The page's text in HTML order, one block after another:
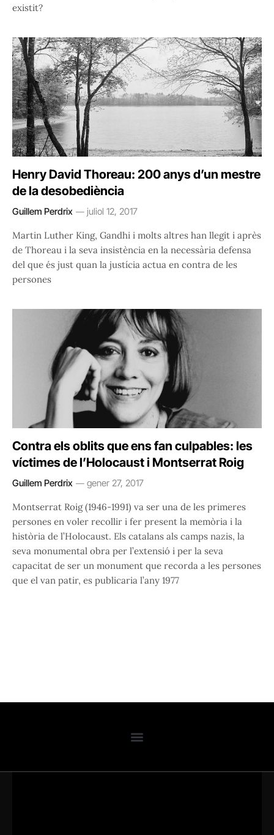
existit?
Henry David Thoreau: 200 anys d’un mestre
de la desobediència
Guillem Perdrix juliol 12, 2017
Martin Luther King, Gandhi i molts altres han llegit i après
de Thoreau i la seva insistència en la necessària defensa
del que és just quan la justícia actua en contra de les
persones
Contra els oblits que ens fan culpables: les
víctimes de l’Holocaust i Montserrat Roig
Guillem Perdrix gener 27, 2017
Montserrat Roig (1946-1991) va ser una de les primeres
persones en voler recollir i fer present la memòria i la
història de l’Holocaust. Els catalans als camps nazis, la
seva monumental obra per l’extensió i per la seva
capacitat de ser un monument que recorda a les persones
que el van patir, es publicaria l’any 1977